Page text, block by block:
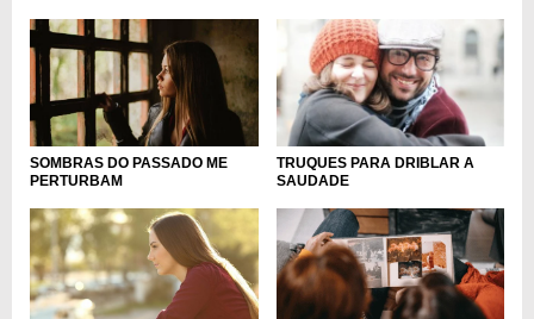
SOMBRAS DO PASSADO ME
PERTURBAM
TRUQUES PARA DRIBLAR A
SAUDADE